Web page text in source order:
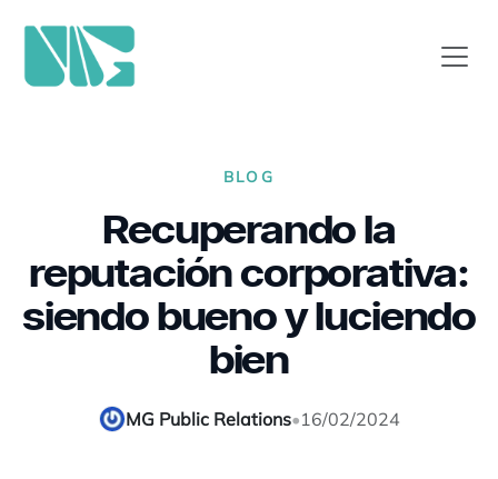
BLOG
Recuperando la
reputación corporativa:
siendo bueno y luciendo
bien
MG Public Relations•16/02/2024